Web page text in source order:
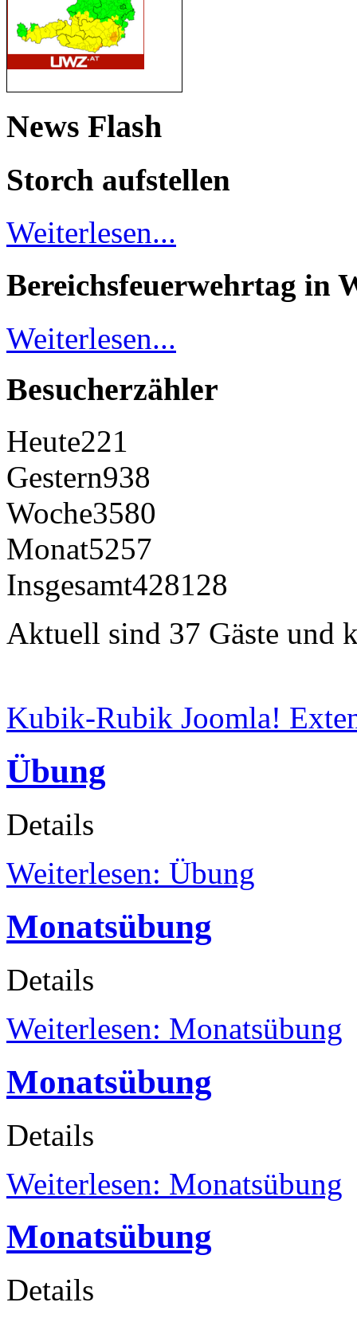
News Flash
Storch aufstellen
Weiterlesen...
Bereichsfeuerwehrtag in
Weiterlesen...
Besucherzähler
Heute221
Gestern938
Woche3580
Monat5257
Insgesamt428128
Aktuell sind 37 Gäste und
Kubik-Rubik Joomla!
Übung
Details
Weiterlesen: Übung
Monatsübung
Details
Weiterlesen: Monatsübung
Monatsübung
Details
Weiterlesen: Monatsübung
Monatsübung
Details